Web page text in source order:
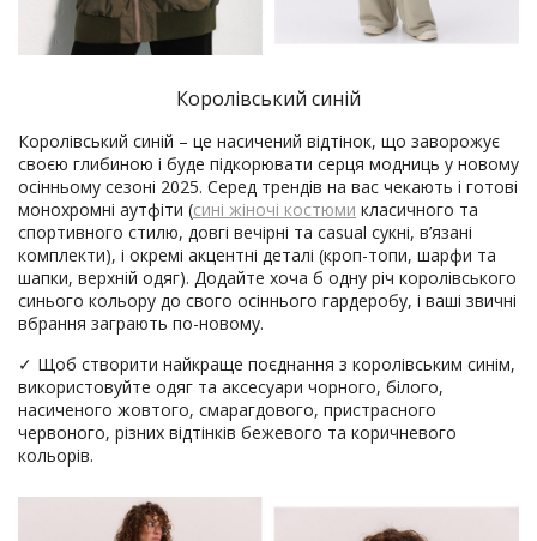
Королівський синій
Королівський синій – це насичений відтінок, що заворожує
своєю глибиною і буде підкорювати серця модниць у новому
осінньому сезоні 2025. Серед трендів на вас чекають і готові
монохромні аутфіти (сині жіночі костюми класичного та
спортивного стилю, довгі вечірні та casual сукні, в’язані
комплекти), і окремі акцентні деталі (кроп-топи, шарфи та
шапки, верхній одяг). Додайте хоча б одну річ королівського
синього кольору до свого осіннього гардеробу, і ваші звичні
вбрання заграють по-новому.
✓ Щоб створити найкраще поєднання з королівським синім,
використовуйте одяг та аксесуари чорного, білого,
насиченого жовтого, смарагдового, пристрасного
червоного, різних відтінків бежевого та коричневого
кольорів.